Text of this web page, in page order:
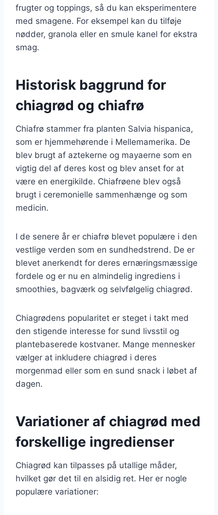
frugter og toppings, så du kan eksperimentere
med smagene. For eksempel kan du tilføje
nødder, granola eller en smule kanel for ekstra
smag.
Historisk baggrund for
chiagrød og chiafrø
Chiafrø stammer fra planten Salvia hispanica,
som er hjemmehørende i Mellemamerika. De
blev brugt af aztekerne og mayaerne som en
vigtig del af deres kost og blev anset for at
være en energikilde. Chiafrøene blev også
brugt i ceremonielle sammenhænge og som
medicin.
I de senere år er chiafrø blevet populære i den
vestlige verden som en sundhedstrend. De er
blevet anerkendt for deres ernæringsmæssige
fordele og er nu en almindelig ingrediens i
smoothies, bagværk og selvfølgelig chiagrød.
Chiagrødens popularitet er steget i takt med
den stigende interesse for sund livsstil og
plantebaserede kostvaner. Mange mennesker
vælger at inkludere chiagrød i deres
morgenmad eller som en sund snack i løbet af
dagen.
Variationer af chiagrød med
forskellige ingredienser
Chiagrød kan tilpasses på utallige måder,
hvilket gør det til en alsidig ret. Her er nogle
populære variationer: